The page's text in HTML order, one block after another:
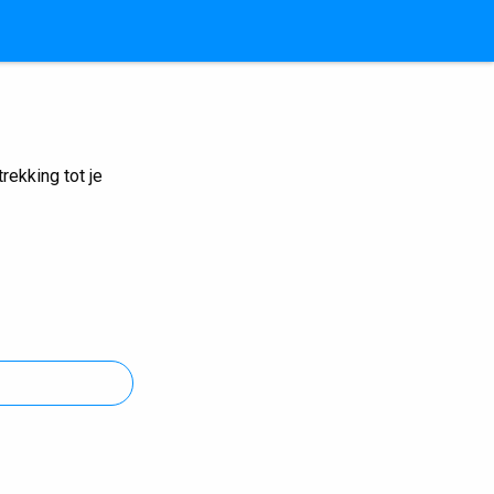
tot je